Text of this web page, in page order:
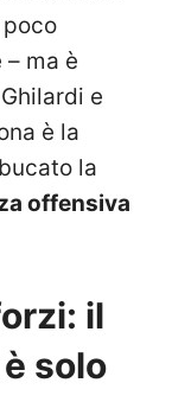
poco
ma è
e
è la
la
offensiva
il
solo